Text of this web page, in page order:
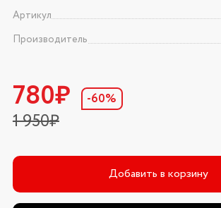
Артикул
Производитель
780₽
1 950₽
-60%
Добавить в корзину